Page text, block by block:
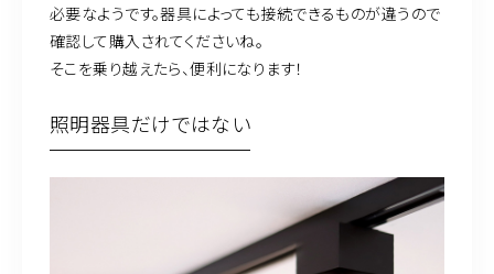
必要なようです。器具によっても接続できるものが違うので
確認して購入されてくださいね。
そこを乗り越えたら、便利になります！
照明器具だけではない